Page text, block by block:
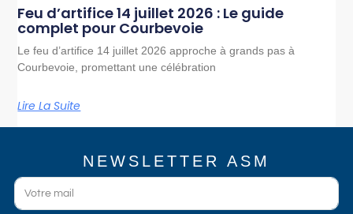
Feu d’artifice 14 juillet 2026 : Le guide
complet pour Courbevoie
Le feu d’artifice 14 juillet 2026 approche à grands pas à
Courbevoie, promettant une célébration
Lire La Suite
NEWSLETTER ASM